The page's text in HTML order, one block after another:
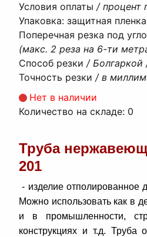
Условия оплаты / процент
Упаковка: защитная пленка
Поперечная резка под
(макс. 2 реза на 6-ти
Способ резки / Болгаркой
Точность резки / в
Нет в наличии
Количество на складе: 0
Труба
201
- изделие отполированное
Можно использовать как в
и в промышленности,
конструкциях и т.д. Труба